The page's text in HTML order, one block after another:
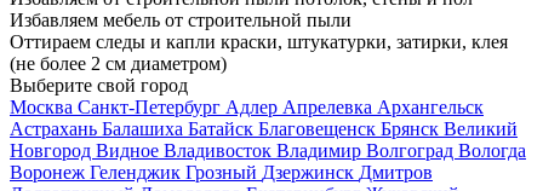
Избавляем мебель от строительной пыли
Оттираем следы и капли краски, штукатурки, затирки, клея
(не более 2 см диаметром)
Выберите свой город
Москва Санкт-Петербург Адлер Апрелевка Архангельск
Астрахань Балашиха Батайск Благовещенск Брянск Великий
Новгород Видное Владивосток Владимир Волгоград Вологда
Воронеж Геленджик Грозный Дзержинск Дмитров